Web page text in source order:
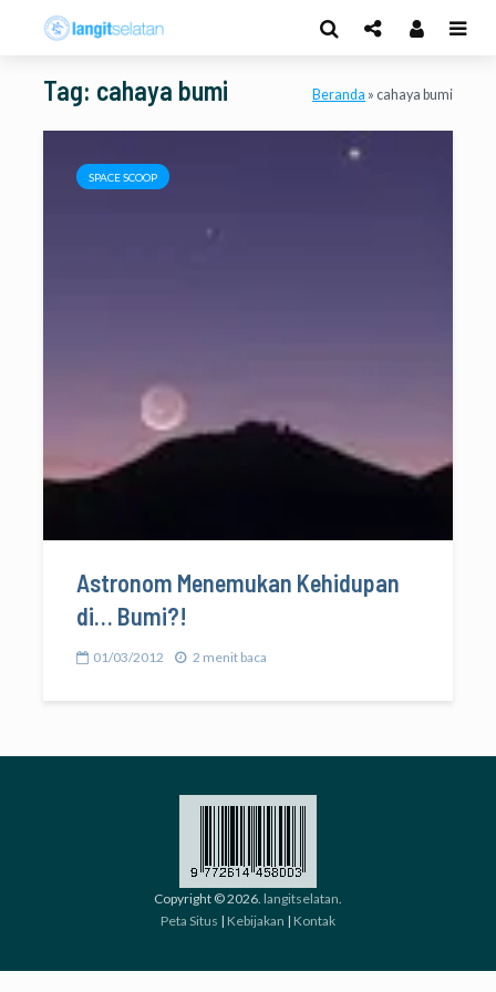
Tag: cahaya bumi Beranda » cahaya bumi
SPACE SCOOP
Astronom Menemukan Kehidupan
di… Bumi?!
01/03/2012 2 menit baca
Copyright © 2026. langitselatan.
Peta Situs | Kebijakan | Kontak